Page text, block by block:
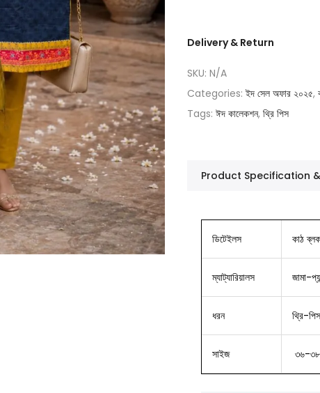
Delivery & Return
SKU: N/A
Categories:ইদ সেল অফার ২০২৫,
Tags: ঈদ কালেকশন, থ্রি পিস
Product Specification
ডিটেইলস কাঠ
ম্যাট্যারিয়ালস জামা-
ধরন থ্রি-পিস
সাইজ ৩৬-